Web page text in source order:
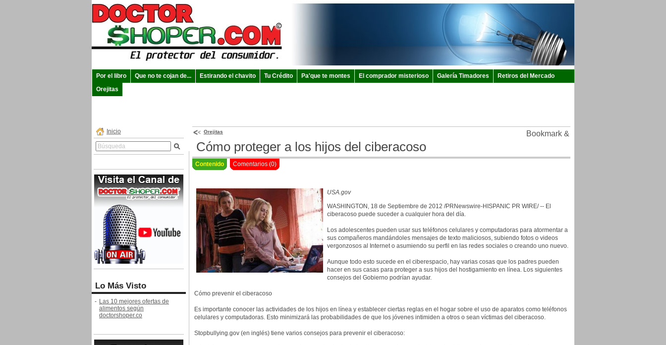
Por el libro Que no te cojan de... Estirando el chavito Tu Crédito Pa'que te montes El comprador misterioso Galería Timadores
Retiros del Mercado
Orejitas
Inicio
Lo Más Visto
- Las 10 mejores ofertas de
alimentos según
doctorshoper.co
Orejitas
Cómo proteger a los hijos del ciberacoso
Contenido Comentarios (0)
USA.gov
WASHINGTON, 18 de Septiembre de 2012 /PRNewswire-HISPANIC PR WIRE/ -- El
ciberacoso puede suceder a cualquier hora del día.
Los adolescentes pueden usar sus teléfonos celulares y computadoras para atormentar a
sus compañeros mandándoles mensajes de texto maliciosos, subiendo fotos o videos
vergonzosos al Internet o asumiendo su perfil en las redes sociales o creando uno nuevo.
Aunque todo esto sucede en el ciberespacio, hay varias cosas que los padres pueden
hacer en sus casas para proteger a sus hijos del hostigamiento en línea. Los siguientes
consejos del Gobierno podrían ayudar.
Cómo prevenir el ciberacoso
Es importante conocer las actividades de los hijos en línea y establecer ciertas reglas en el hogar sobre el uso de aparatos como teléfonos
celulares y computadoras. Esto minimizará las probabilidades de que los jóvenes intimiden a otros o sean víctimas del ciberacoso.
Stopbullying.gov (en inglés) tiene varios consejos para prevenir el ciberacoso: